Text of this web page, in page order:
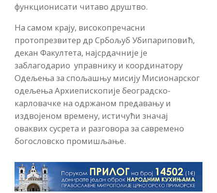
функционисати читаво друштво.
На самом крају, високопречасни
протопрезвитер др Србољуб Убипариповић,
декан Факултета, најсрдачније је
заблагодарио управнику и координатору
Одељења за спољашњу мисију Мисионарског
одељења Архиепископије београдско-
карловачке на одржаном предавању и
издвојеном времену, истичући значај
оваквих сусрета и разговора за савремено
богословско промишљање.